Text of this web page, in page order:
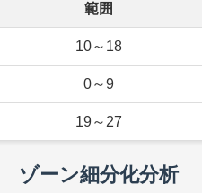
範囲
10～18
0～9
19～27
ゾーン細分化分析